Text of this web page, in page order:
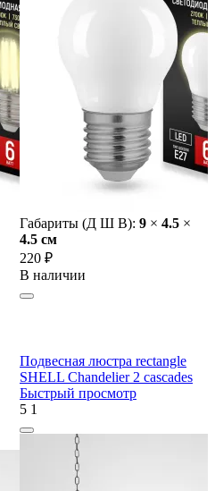
Габариты (Д Ш В): 9 × 4.5 ×
4.5 cм
220 ₽
В наличии
Подвесная люстра rectangle
SHELL Chandelier 2 cascades
Быстрый просмотр
5 1